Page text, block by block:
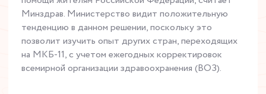
Минздрав. Министерство видит положительную
тенденцию в данном решении, поскольку это
позволит изучить опыт других стран, переходящих
на МКБ-11, с учетом ежегодных корректировок
всемирной организации здравоохранения (ВОЗ).